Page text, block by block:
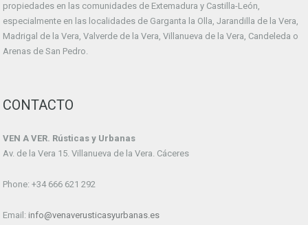
propiedades en las comunidades de Extemadura y Castilla-León,
especialmente en las localidades de Garganta la Olla, Jarandilla de la Vera,
Madrigal de la Vera, Valverde de la Vera, Villanueva de la Vera, Candeleda o
Arenas de San Pedro.
CONTACTO
VEN A VER. Rústicas y Urbanas
Av. de la Vera 15. Villanueva de la Vera. Cáceres
Phone: +34 666 621 292
Email: info@venaverusticasyurbanas.es